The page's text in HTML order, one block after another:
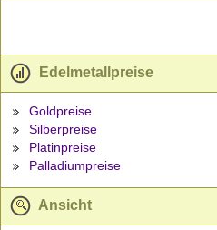
Edelmetallpreise
Goldpreise
Silberpreise
Platinpreise
Palladiumpreise
Ansicht